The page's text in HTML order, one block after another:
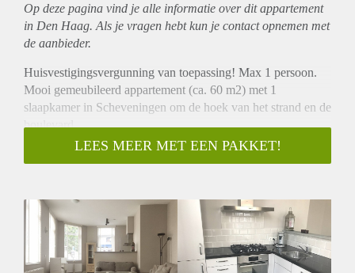
Op deze pagina vind je alle informatie over ditappartement
in Den Haag. Als je vragen hebt kun je contact opnemen met
de aanbieder.
Huisvestigingsvergunning van toepassing! Max 1 persoon.
Mooi gemeubileerd appartement (ca. 60 m2) met 1
slaapkamer in Scheveningen om de hoek van het strand en de
boulevard.
INDELING
Entrée woning op de begane grond. De hal biedt toegang tot
keuken voorzien van diverse inbouwapparatuur, zoals
koelkast, vriezer, vaatwasser, oven, gasfornuis en afzuigkap
en voldoende kastruimte. Via de hal bereikt u de moderne
badkamer voorzien van inloopdouche, wastafel, wasmachine
LEES MEER MET EEN PAKKET!